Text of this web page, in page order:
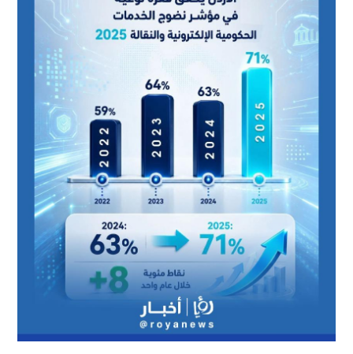
وقال وزير الاقتصاد الرقمي والريادة المهندس سامي سميرات إن
القفزة التي حققها الأردن خلال عام واحد تعكس تسارع تنفيذ
مستهدفات التحول الرقمي، وتترجم التوجيهات الملكية وأهداف رؤية
التحديث الاقتصادي الرامية إلى تعزيز تنافسية الاقتصاد الوطني،
ورفع كفاءة الأداء الحكومي، وتطوير خدمات أكثر سهولة وجودة
تضع المواطن واحتياجاته في مركز عملية التصميم والتطوير.
اقرأ أيضا: الأميرة بسمة تؤكد أهمية الشراكة بين
الأردن وصندوق الأمم المتحدة للسكان في خدمة
الفئات المستهدفة